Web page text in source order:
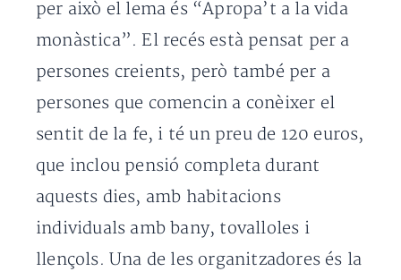
per això el lema és “Apropa’t a la vida
monàstica”. El recés està pensat per a
persones creients, però també per a
persones que comencin a conèixer el
sentit de la fe, i té un preu de 120 euros,
que inclou pensió completa durant
aquests dies, amb habitacions
individuals amb bany, tovalloles i
llençols. Una de les organitzadores és la